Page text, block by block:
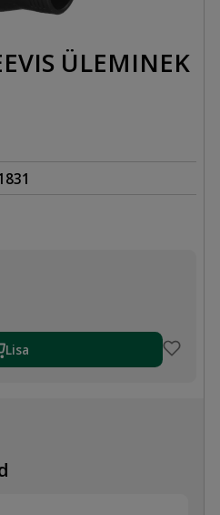
ÜLEMINEK
Lisa